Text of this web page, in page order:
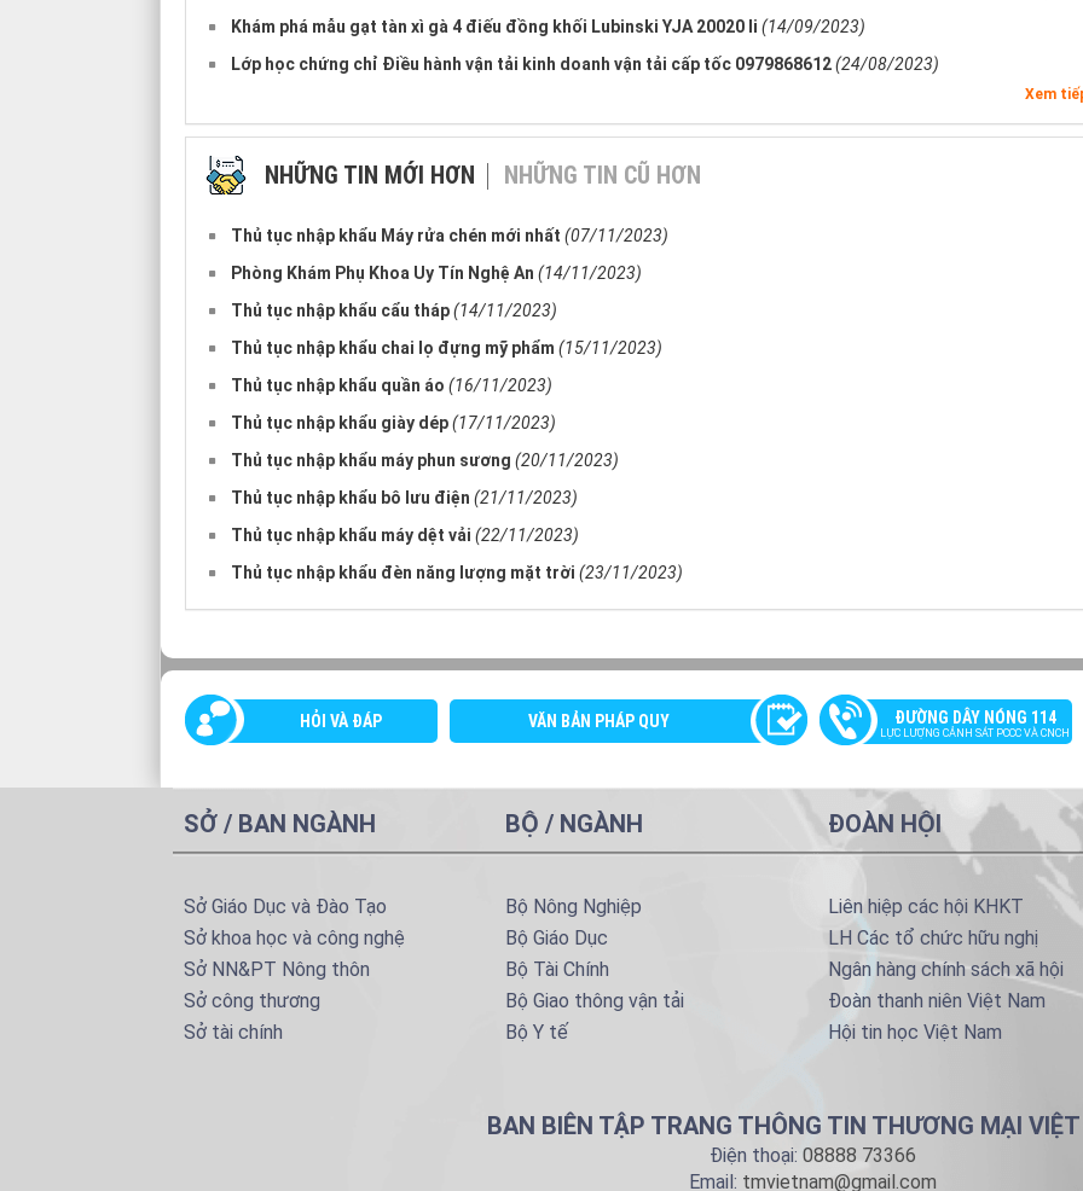
Khám phá mẫu gạt tàn xì gà 4 điếu đồng khối Lubinski YJA 20020 li (14/09/2023)
Lớp học chứng chỉ Điều hành vận tải kinh doanh vận tải cấp tốc 0979868612(24/08/2023)
Xem
NHỮNG TIN MỚI HƠN NHỮNG TIN CŨ HƠN
Thủ tục nhập khẩu Máy rửa chén mới nhất (07/11/2023)
Phòng Khám Phụ Khoa Uy Tín Nghệ An (14/11/2023)
Thủ tục nhập khẩu cẩu tháp(14/11/2023)
Thủ tục nhập khẩu chai lọ đựng mỹ phẩm (15/11/2023)
Thủ tục nhập khẩu quần áo (16/11/2023)
Thủ tục nhập khẩu giày dép(17/11/2023)
Thủ tục nhập khẩu máy phun sương (20/11/2023)
Thủ tục nhập khẩu bô lưu điện (21/11/2023)
Thủ tục nhập khẩu máy dệt vải (22/11/2023)
Thủ tục nhập khẩu đèn năng lượng mặt trời (23/11/2023)
HỎI VÀ ĐÁP VĂN BẢN PHÁP QUY ĐƯỜNG DÂY NÓNG 114
LỰC LƯỢNG CẢNH SÁT PCCC VÀ CNCH
SỞ / BAN NGÀNH
Sở Giáo Dục và Đào Tạo
Sở khoa học và công nghệ
Sở NN&PT Nông thôn
Sở công thương
Sở tài chính
BỘ / NGÀNH
Bộ Nông Nghiệp
Bộ Giáo Dục
Bộ Tài Chính
Bộ Giao thông vận tải
Bộ Y tế
ĐOÀN HỘI
Liên hiệp các hội KHKT
LH Các tổ chức hữu nghị
Ngân hàng chính sách xã hội
Đoàn thanh niên Việt Nam
Hội tin học Việt Nam
BAN BIÊN TẬP TRANG THÔNG TIN THƯƠNG MẠI
Điện thoại: 08888 73366
Email: tmvietnam@gmail.com